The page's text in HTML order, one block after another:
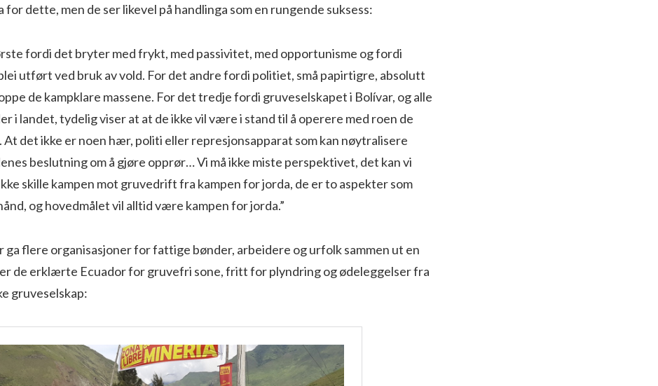
for dette, men de ser likevel på handlinga som en rungende suksess:
fordi det bryter med frykt, med passivitet, med opportunisme og fordi
utført ved bruk av vold. For det andre fordi politiet, små papirtigre, absolutt
de kampklare massene. For det tredje fordi gruveselskapet i Bolívar, og alle
i landet, tydelig viser at at de ikke vil være i stand til å operere med roen de
At det ikke er noen hær, politi eller represjonsapparat som kan nøytralisere
beslutning om å gjøre opprør… Vi må ikke miste perspektivet, det kan vi
skille kampen mot gruvedrift fra kampen for jorda, de er to aspekter som
og hovedmålet vil alltid være kampen for jorda.”
ga flere organisasjoner for fattige bønder, arbeidere og urfolk sammen ut en
de erklærte Ecuador for gruvefri sone, fritt for plyndring og ødeleggelser fra
gruveselskap: